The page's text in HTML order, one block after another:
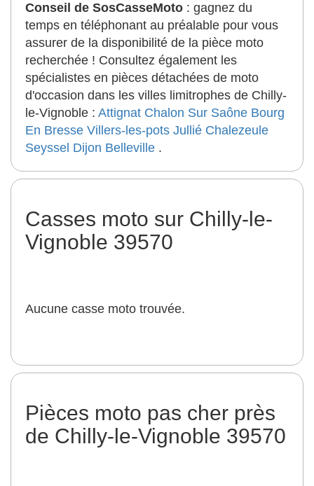
Conseil de SosCasseMoto : gagnez du
temps en téléphonant au préalable pour vous
assurer de la disponibilité de la pièce moto
recherchée ! Consultez également les
spécialistes en pièces détachées de moto
d'occasion dans les villes limitrophes de Chilly-
le-Vignoble : Attignat Chalon Sur Saône Bourg
En Bresse Villers-les-pots Jullié Chalezeule
Seyssel Dijon Belleville .
Casses moto sur Chilly-le-
Vignoble 39570
Aucune casse moto trouvée.
Pièces moto pas cher près
de Chilly-le-Vignoble 39570